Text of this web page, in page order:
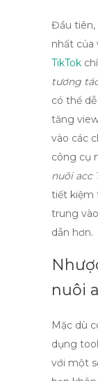
Đầu
nhất của
TikTok
tương
có thể
tăng
vào các
công cụ
nuôi acc
tiết kiệm
trung
dẫn hơn.
nuôi
Mặc dù
dụng
với một